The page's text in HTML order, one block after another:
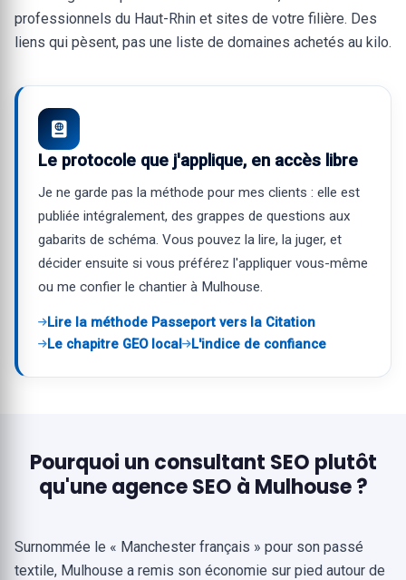
professionnels du Haut-Rhin et sites de votre filière. Des
liens qui pèsent, pas une liste de domaines achetés au kilo.
Le protocole que j'applique, en accès libre
Je ne garde pas la méthode pour mes clients : elle est
publiée intégralement, des grappes de questions aux
gabarits de schéma. Vous pouvez la lire, la juger, et
décider ensuite si vous préférez l'appliquer vous-même
ou me confier le chantier à Mulhouse.
Lire la méthode Passeport vers la Citation
Le chapitre GEO local
L'indice de confiance
Pourquoi un consultant SEO plutôt
qu'une agence SEO à Mulhouse ?
Surnommée le « Manchester français » pour son passé
textile, Mulhouse a remis son économie sur pied autour de